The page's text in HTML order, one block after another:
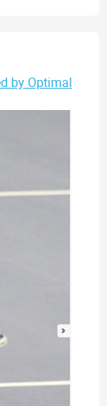
by Optimal